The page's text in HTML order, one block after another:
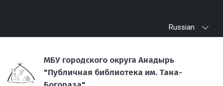
Russian
МБУ городского округа Анадырь
"Публичная библиотека им. Тана-